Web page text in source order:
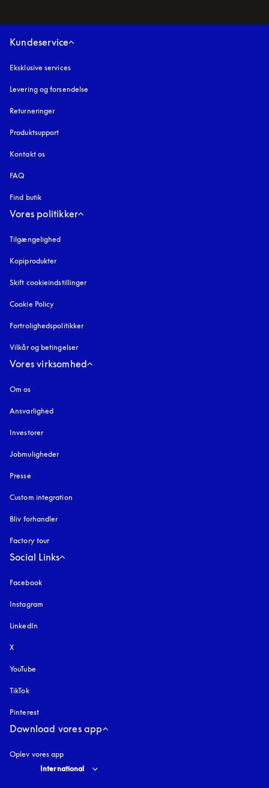
Kundeservice
Eksklusive services
Levering og forsendelse
Returneringer
Produktsupport
Kontakt os
FAQ
Find butik
Vores politikker
Tilgængelighed
Kopiprodukter
Skift cookieindstillinger
Cookie Policy
Fortrolighedspolitikker
Vilkår og betingelser
Vores virksomhed
Om os
Ansvarlighed
Investorer
Jobmuligheder
Presse
Custom integration
Bliv forhandler
Factory tour
Social Links
Facebook
Instagram
LinkedIn
X
YouTube
TikTok
Pinterest
Download vores app
Oplev vores app
Select country and language
International